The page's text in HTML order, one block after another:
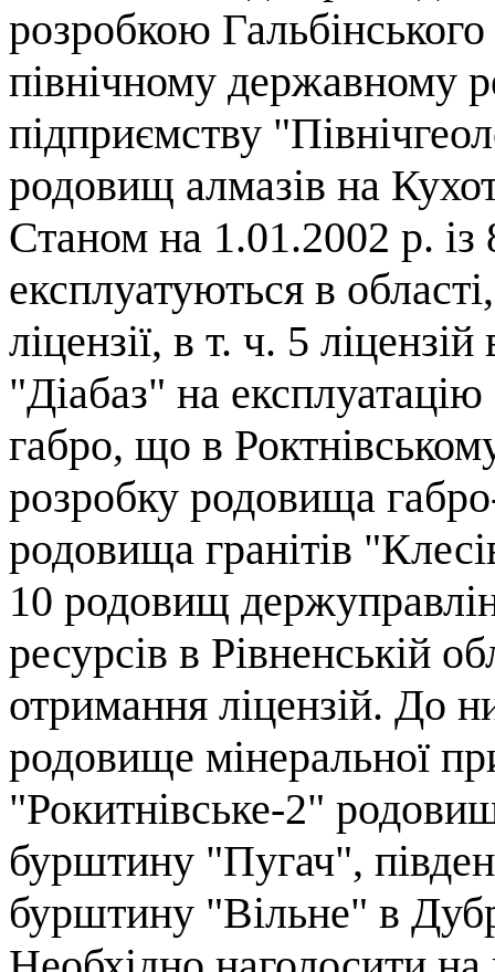
розробкою
північному державному
підприємству
родовищ алмазів на
Станом на 1.01.2002 р.
експлуатуються в
ліцензії, в т. ч. 5
"Діабаз" на
габро, що в
розробку родовища
родовища гранітів
10 родовищ
ресурсів в Рівненській
отримання ліцензій. До
родовище мінеральної
"Рокитнівське-2"
бурштину "Пугач",
бурштину "Вільне" в